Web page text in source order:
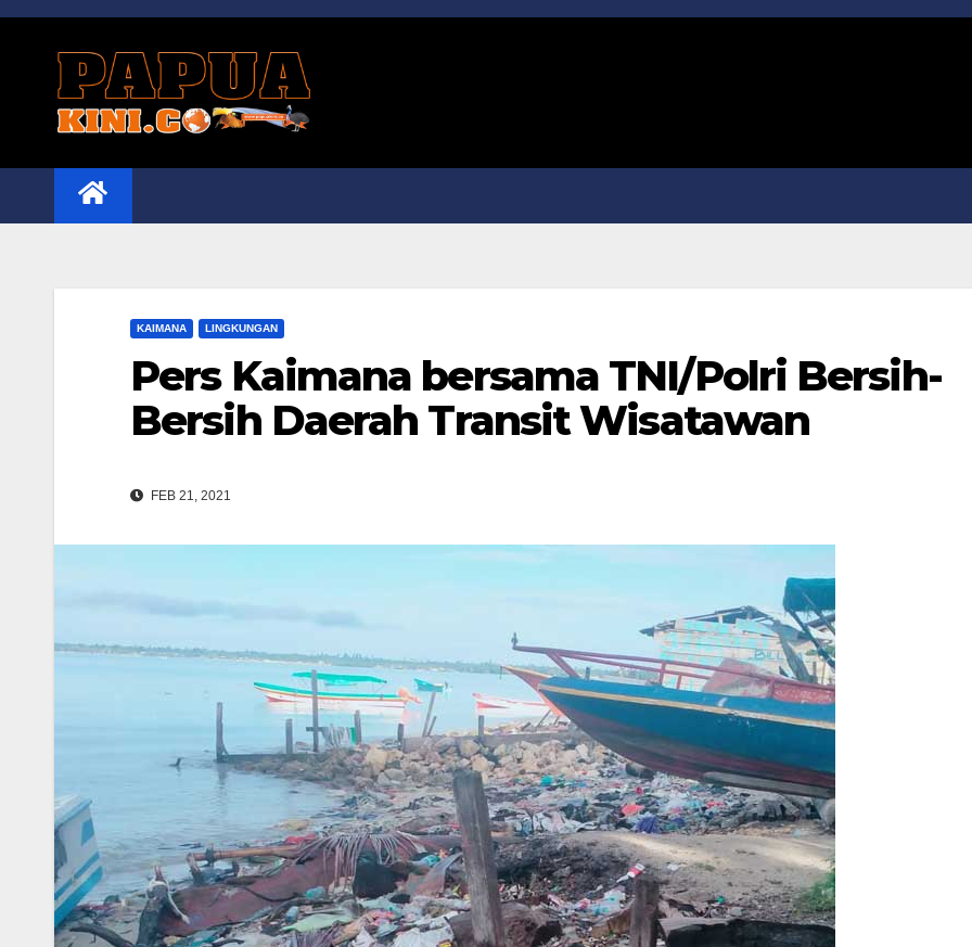
Skip
KAIMANA LINGKUNGAN
Pers Kaimana bersama TNI/Polri Bersih-
Bersih Daerah Transit Wisatawan
FEB 21, 2021